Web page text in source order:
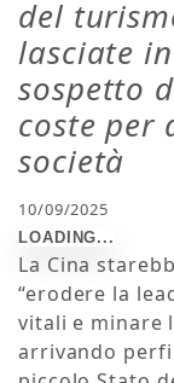
del
lasciate
sospetto
coste per
società
10/09/2025
La Cina
“erodere la
vitali e minare
arrivando